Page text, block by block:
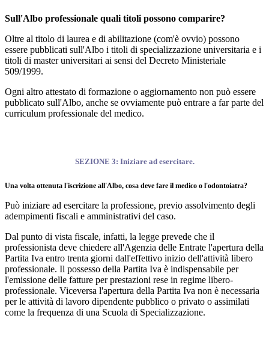
Sull'Albo professionale quali titoli possono comparire?
Oltre al titolo di laurea e di abilitazione (com'è ovvio) possono
essere pubblicati sull'Albo i titoli di specializzazione universitaria e i
titoli di master universitari ai sensi del Decreto Ministeriale
509/1999.
Ogni altro attestato di formazione o aggiornamento non può essere
pubblicato sull'Albo, anche se ovviamente può entrare a far parte del
curriculum professionale del medico.
SEZIONE 3: Iniziare ad esercitare.
Una volta ottenuta l'iscrizione all'Albo, cosa deve fare il medico o l'odontoiatra?
Può iniziare ad esercitare la professione, previo assolvimento degli
adempimenti fiscali e amministrativi del caso.
Dal punto di vista fiscale, infatti, la legge prevede che il
professionista deve chiedere all'Agenzia delle Entrate l'apertura della
Partita Iva entro trenta giorni dall'effettivo inizio dell'attività libero
professionale. Il possesso della Partita Iva è indispensabile per
l'emissione delle fatture per prestazioni rese in regime libero-
professionale. Viceversa l'apertura della Partita Iva non è necessaria
per le attività di lavoro dipendente pubblico o privato o assimilati
come la frequenza di una Scuola di Specializzazione.